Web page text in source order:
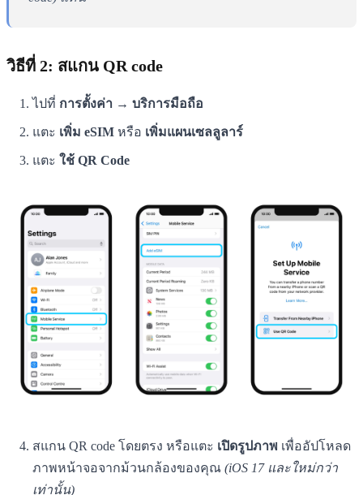
วิธีที่ 2: สแกน QR code
ไปที่ การตั้งค่า → บริการมือถือ
แตะ เพิ่ม eSIM หรือ เพิ่มแผนเซลลูลาร์
แตะ ใช้ QR Code
สแกน QR code โดยตรง หรือแตะ เปิดรูปภาพ เพื่ออัปโหลด
ภาพหน้าจอจากม้วนกล้องของคุณ (iOS 17 และใหม่กว่า
เท่านั้น)